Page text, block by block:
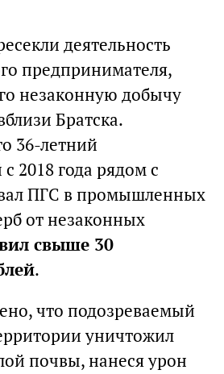
деятельность
предпринимателя,
незаконную добычу
Братска.
36-летний
2018 года рядом с
ПГС в промышленных
от незаконных
свыше 30
.
что подозреваемый
уничтожил
почвы, нанеся урон